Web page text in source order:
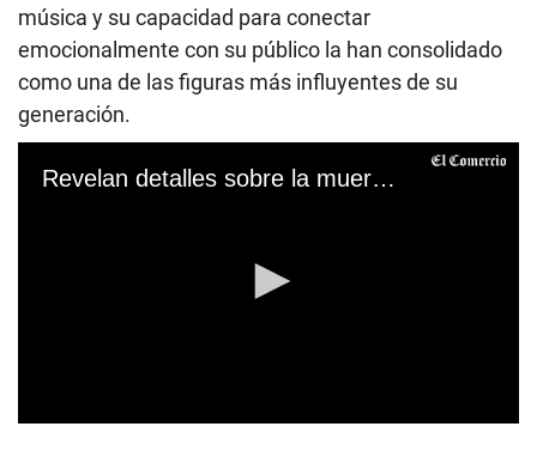
música y su capacidad para conectar
emocionalmente con su público la han consolidado
como una de las figuras más influyentes de su
generación.
Revelan detalles sobre la muerte de Liam Payne